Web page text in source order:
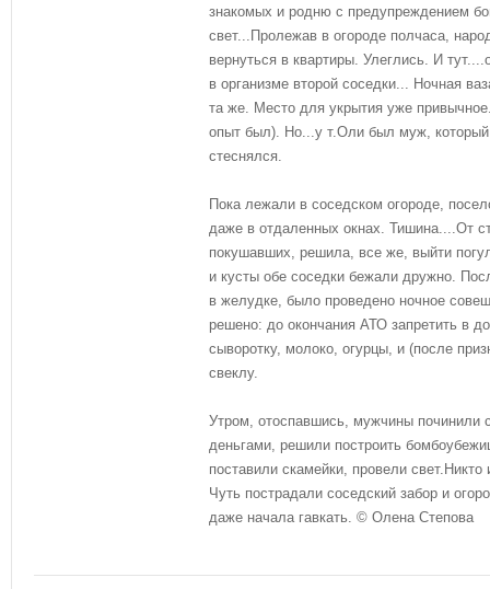
знакомых и родню с предупреждением
свет...Пролежав в огороде полчаса,
вернуться в квартиры. Улеглись. И
в организме второй соседки... Ночная
та же. Место для укрытия уже
опыт был). Но...у т.Оли был муж, который
стеснялся.
Пока лежали в соседском огороде,
даже в отдаленных окнах. Тишина....От
покушавших, решила, все же, выйти
и кусты обе соседки бежали дружно.
в желудке, было проведено ночное
решено: до окончания АТО запретить в
сыворотку, молоко, огурцы, и (после
свеклу.
Утром, отоспавшись, мужчины починили
деньгами, решили построить
поставили скамейки, провели
Чуть пострадали соседский забор и
даже начала гавкать. © Олена Степова